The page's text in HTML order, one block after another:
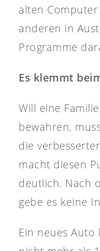
alten
anderen in
Programme
Es klemmt
Will eine
bewahren,
die
macht diesen
deutlich. Nach
gebe es keine
Ein neues Auto